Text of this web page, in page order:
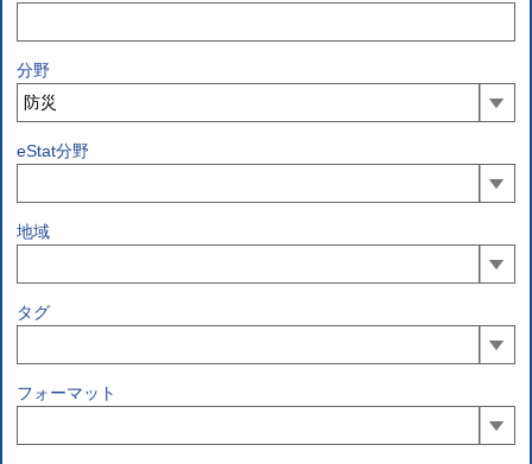
分野
eStat分野
地域
タグ
フォーマット